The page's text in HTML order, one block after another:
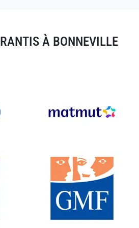
À BONNEVILLE